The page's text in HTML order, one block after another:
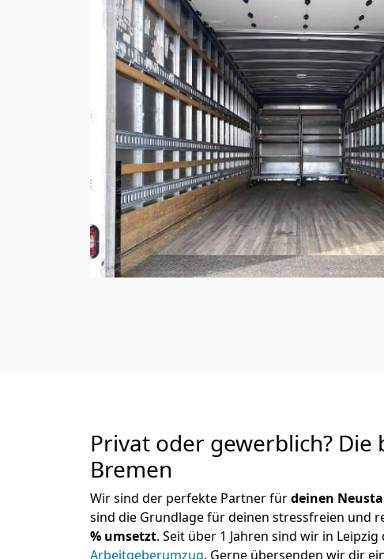
Privat oder gewerblich?
Bremen
Wir sind der perfekte Partner fürdeinen
sind die Grundlage für deinen stressfreien und
% umsetzt. Seit über 1 Jahren sind wir in
Arbeitgeberumzug. Gerne übersenden wir dir